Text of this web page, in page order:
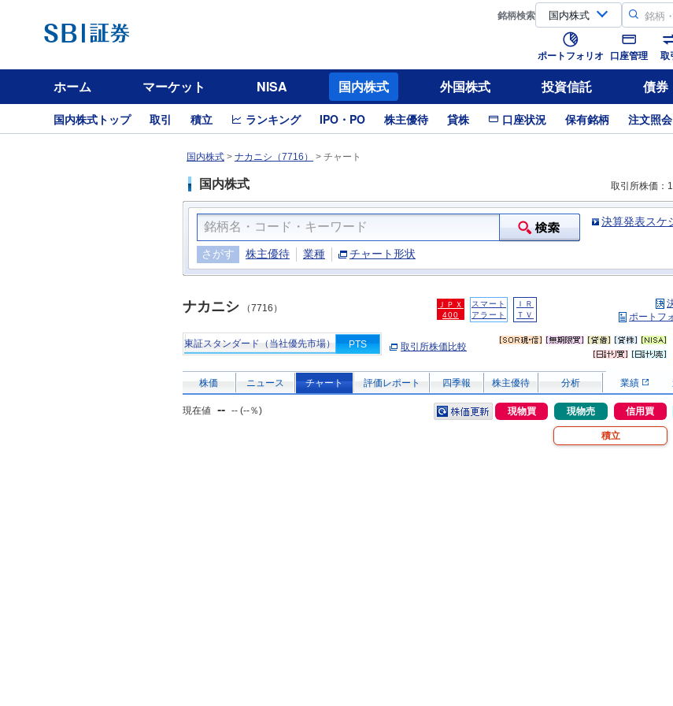
銘柄検索
ポートフォリオ 口座管理 取
ホーム マーケット NISA 国内株式 外国株式 投資信託 債券
国内株式トップ 取引 積立 ランキング IPO・PO 株主優待 貸株 口座状況 保有銘柄 注文照会
国内株式 > ナカニシ（7716） > チャート
国内株式 取引所株価：
決算発表スケ
さがす 株主優待 業種 チャート形状
ナカニシ （7716）
ＪＰＸ
400
スマート
アラート
ＩＲ
ＴＶ
ポートフ
東証スタンダード（当社優先市場） PTS 取引所株価比較
株価 ニュース チャート 評価レポート 四季報 株主優待 分析 業績
現在値 -- -- (--％) 現物買 現物売 信用買
積立